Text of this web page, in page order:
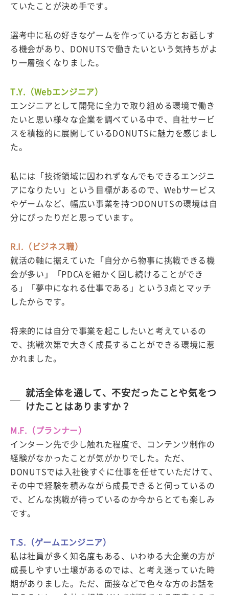
ていたことが決め手です。
選考中に私の好きなゲームを作っている方とお話しす
る機会があり、DONUTSで働きたいという気持ちがよ
り一層強くなりました。
T.Y.（Webエンジニア）
エンジニアとして開発に全力で取り組める環境で働き
たいと思い様々な企業を調べている中で、自社サービ
スを積極的に展開しているDONUTSに魅力を感じまし
た。
私には「技術領域に囚われずなんでもできるエンジニ
アになりたい」という目標があるので、Webサービス
やゲームなど、幅広い事業を持つDONUTSの環境は自
分にぴったりだと思っています。
R.I.（ビジネス職）
就活の軸に据えていた「自分から物事に挑戦できる機
会が多い」「PDCAを細かく回し続けることができ
る」「夢中になれる仕事である」という3点とマッチ
したからです。
将来的には自分で事業を起こしたいと考えているの
で、挑戦次第で大きく成長することができる環境に惹
かれました。
就活全体を通して、不安だったことや気をつ
けたことはありますか？
M.F.（プランナー）
インターン先で少し触れた程度で、コンテンツ制作の
経験がなかったことが気がかりでした。ただ、
DONUTSでは入社後すぐに仕事を任せていただけて、
その中で経験を積みながら成長できると伺っているの
で、どんな挑戦が待っているのか今からとても楽しみ
です。
T.S.（ゲームエンジニア）
私は社員が多く知名度もある、いわゆる大企業の方が
成長しやすい土壌があるのでは、と考え迷っていた時
期がありました。ただ、面接などで色々な方のお話を